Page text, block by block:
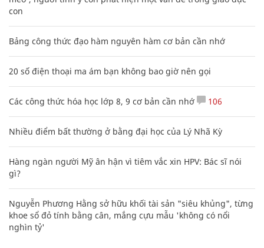
con
Bảng công thức đạo hàm nguyên hàm cơ bản cần nhớ
20 số điện thoại ma ám bạn không bao giờ nên gọi
Các công thức hóa học lớp 8, 9 cơ bản cần nhớ 106
Nhiều điểm bất thường ở bằng đại học của Lý Nhã Kỳ
Hàng ngàn người Mỹ ân hận vì tiêm vắc xin HPV: Bác sĩ nói
gì?
Nguyễn Phương Hằng sở hữu khối tài sản "siêu khủng", từng
khoe sổ đỏ tính bằng cân, mắng cựu mẫu 'không có nổi
nghìn tỷ'